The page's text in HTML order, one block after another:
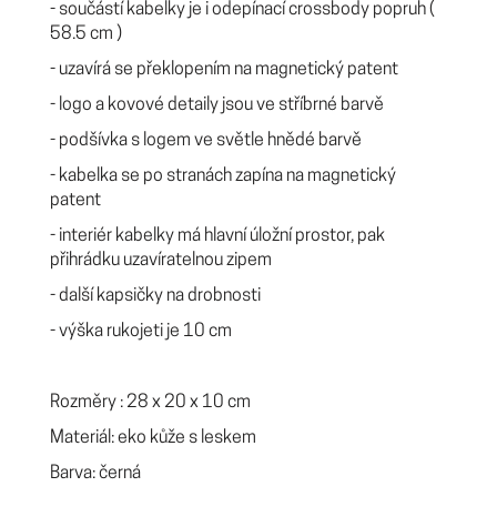
- součástí kabelky je i odepínací crossbody popruh (
58.5 cm )
- uzavírá se překlopením na magnetický patent
- logo a kovové detaily jsou ve stříbrné barvě
- podšívka s logem ve světle hnědé barvě
- kabelka se po stranách zapína na magnetický
patent
- interiér kabelky má hlavní úložní prostor, pak
přihrádku uzavíratelnou zipem
- další kapsičky na drobnosti
- výška rukojeti je 10 cm
Rozměry : 28 x 20 x 10 cm
Materiál: eko kůže s leskem
Barva: černá